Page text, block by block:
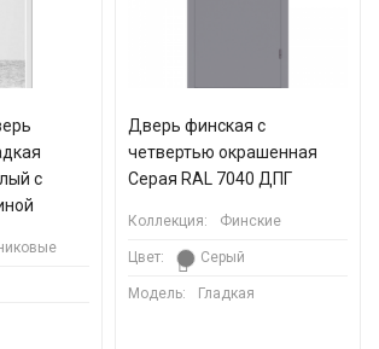
с
Дверь финская с
четвертью окрашенная
Серая RAL 7040 ДПГ
Коллекция: Финские
Цвет: Серый
Модель: Гладкая